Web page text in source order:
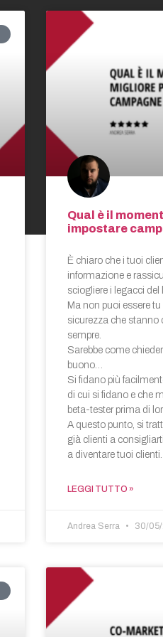
Qual è il
impostare
È chiaro che i tuoi
informazione e
sciogliere i legacci del
Ma non puoi essere
sicurezza che stanno
sempre.
Sarebbe come
buono…
Si fidano più
di cui si fidano e che
beta-tester prima di
A questo punto, si
già clienti a
a diventare tuoi
LEGGI TUTTO »
Andrea Serra 30/